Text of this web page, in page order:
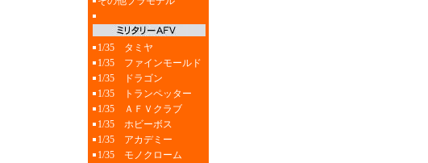
1/35 タミヤ
1/35 ファインモールド
1/35 ドラゴン
1/35 トランペッター
1/35 ＡＦＶクラブ
1/35 ホビーボス
1/35 アカデミー
1/35 モノクローム